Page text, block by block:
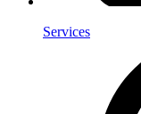
Services